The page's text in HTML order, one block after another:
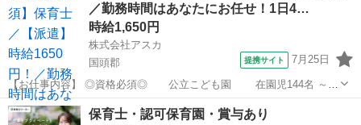
／勤務時間はあなたにお任せ！1日4…
時給1,650円
株式会社アスカ
国頭郡
提携サイト 7月25日
【お仕事内容】 ◎資格必須◎ 公立こども園 在園児144名 ～★
～★～★～★～★～★～★～ この求人のPOINT！ 時給1,650円 固定
勤務可能！ 持ち帰り・残業は基本なし 書類業務なし！担任補助業
沖縄 国頭郡 保育士
保育士・認可保育園・賞与あり